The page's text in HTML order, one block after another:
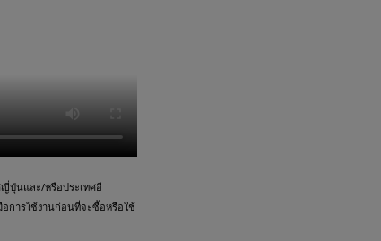
ศญี่ปุ่นและ/หรือประเทศอื่
อการใช้งานก่อนที่จะซื้อหรือใช้